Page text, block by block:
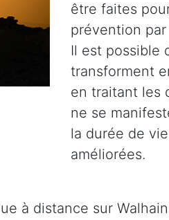
être faites
prévention
Il est possible
transforment
en traitant les
ne se
la durée de
améliorées.
à distance sur